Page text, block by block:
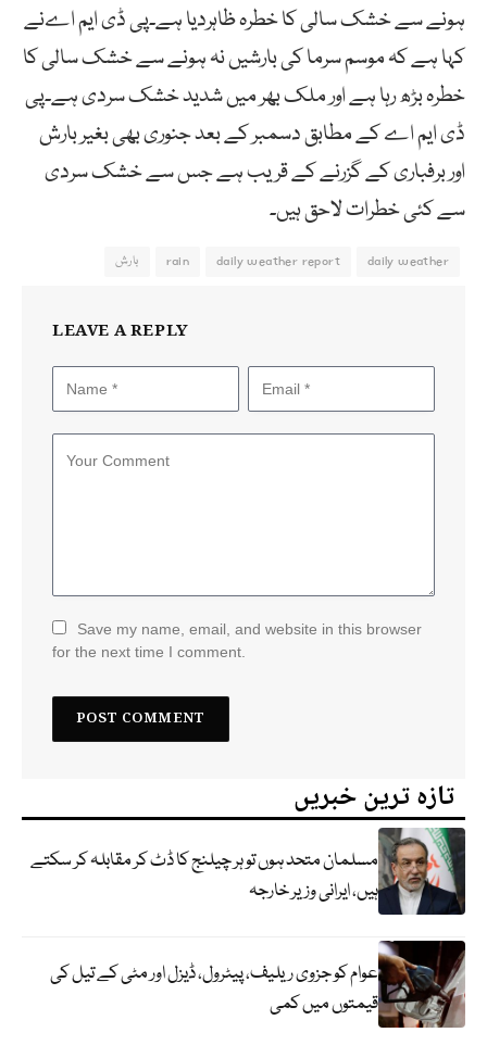
ہونے سے خشک سالی کا خطرہ ظاہردیا ہے۔پی ڈی ایم اےنے
کہا ہے کہ موسم سرما کی بارشیں نہ ہونے سے خشک سالی کا
خطرہ بڑھ رہا ہے اور ملک بھر میں شدید خشک سردی ہے۔پی
ڈی ایم اے کے مطابق دسمبر کے بعد جنوری بھی بغیر بارش
اور برفباری کے گزرنے کے قریب ہے جس سے خشک سردی
سے کئی خطرات لاحق ہیں۔
daily weather
daily weather report
rain بارش
LEAVE A REPLY
Save my name, email, and website in this browser
for the next time I comment.
تازہ ترین خبریں
مسلمان متحد ہوں تو ہر چیلنج کا ڈٹ کر مقابلہ کر سکتے
ہیں، ایرانی وزیر خارجہ
عوام کو جزوی ریلیف، پیٹرول، ڈیزل اور مٹی کے تیل کی
قیمتوں میں کمی